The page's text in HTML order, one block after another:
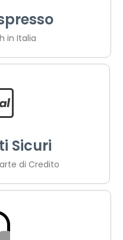
in Italia
Sicuri
di Credito